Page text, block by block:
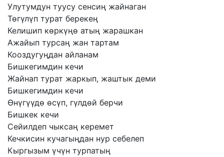
Улутумдун туусу сенсиң жайнаган
Төгүлүп турат берекең
Келишип көркүңө атың жарашкан
Ажайып турсаң жан тартам
Кооздугуңдан айланам
Бишкегимдин кечи
Жайнап турат жаркып, жаштык деми
Бишкегимдин кечи
Өнүгүүдө өсүп, гүлдөй берчи
Бишкек кечи
Сейилдеп чыксаң керемет
Кечкисин кучагыңдан нур себелеп
Кыргызым үчүн турпатың